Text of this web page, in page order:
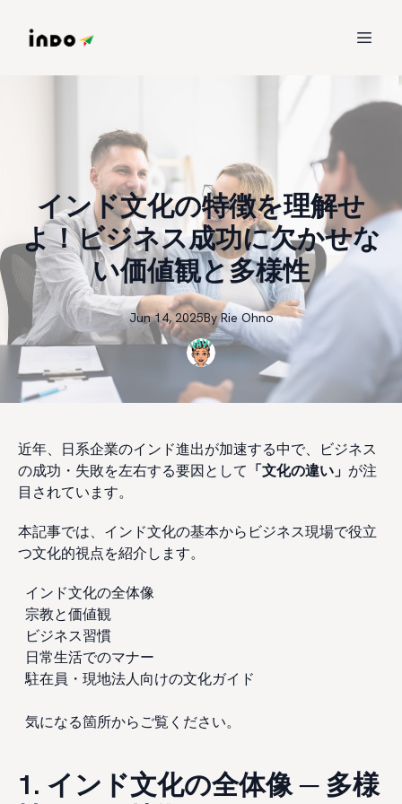
インド文化の特徴を理解せ
よ！ビジネス成功に欠かせな
い価値観と多様性
Jun 14, 2025By Rie Ohno
近年、日系企業のインド進出が加速する中で、ビジネス
の成功・失敗を左右する要因として 「文化の違い」 が注
目されています。
本記事では、インド文化の基本からビジネス現場で役立
つ文化的視点を紹介します。
インド文化の全体像
宗教と価値観
ビジネス習慣
日常生活でのマナー
駐在員・現地法人向けの文化ガイド
気になる箇所からご覧ください。
1. インド文化の全体像 ─ 多様